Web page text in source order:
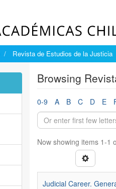
Revista de Estudios de la Justicia
Browsing
0-9 A B C D E
Now showing items 1-1
Judicial Career.